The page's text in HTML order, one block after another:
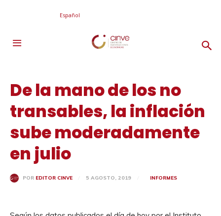
Español
De la mano de los no
transables, la inflación
sube moderadamente
en julio
POR EDITOR CINVE 5 AGOSTO, 2019 INFORMES